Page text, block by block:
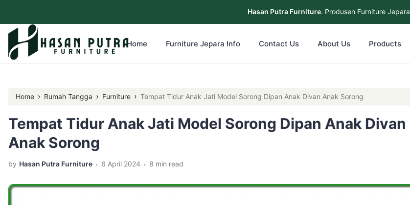
Hasan Putra Furniture. Produsen Furniture Jepara
Home Furniture Jepara Info Contact Us About Us Products
Home › Rumah Tangga › Furniture › Tempat Tidur Anak Jati Model Sorong Dipan Anak Divan Anak Sorong
Tempat Tidur Anak Jati Model Sorong Dipan Anak Divan
Anak Sorong
by Hasan Putra Furniture . 6 April 2024 . 8 min read